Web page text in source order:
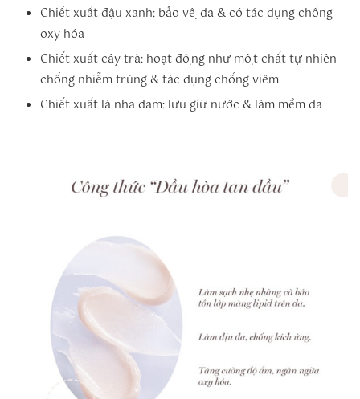
Chiết xuất đậu xanh: bảo vệ da & có tác dụng chống
oxy hóa
Chiết xuất cây trà: hoạt động như một chất tự nhiên
chống nhiễm trùng & tác dụng chống viêm
Chiết xuất lá nha đam: lưu giữ nước & làm mềm da